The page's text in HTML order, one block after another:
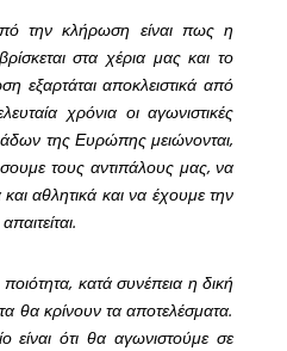
την κλήρωση είναι πως η
στα χέρια μας και το
εξαρτάται αποκλειστικά από
χρόνια οι αγωνιστικές
της Ευρώπης μειώνονται,
τους αντιπάλους μας, να
και αθλητικά και να έχουμε την
κατά συνέπεια η δική
θα κρίνουν τα αποτελέσματα.
είναι ότι θα αγωνιστούμε σε